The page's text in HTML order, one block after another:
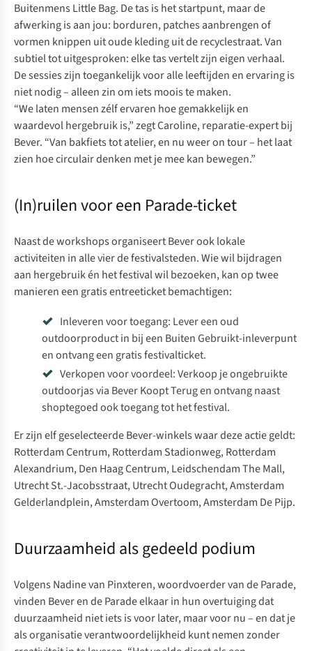
Buitenmens Little Bag. De tas is het startpunt, maar de
afwerking is aan jou: borduren, patches aanbrengen of
vormen knippen uit oude kleding uit de recyclestraat. Van
subtiel tot uitgesproken: elke tas vertelt zijn eigen verhaal.
De sessies zijn toegankelijk voor alle leeftijden en ervaring is
niet nodig – alleen zin om iets moois te maken.
“We laten mensen zélf ervaren hoe gemakkelijk en
waardevol hergebruik is,” zegt Caroline, reparatie-expert bij
Bever. “Van bakfiets tot atelier, en nu weer on tour – het laat
zien hoe circulair denken met je mee kan bewegen.”
(In)ruilen voor een Parade-ticket
Naast de workshops organiseert Bever ook lokale
activiteiten in alle vier de festivalsteden. Wie wil bijdragen
aan hergebruik én het festival wil bezoeken, kan op twee
manieren een gratis entreeticket bemachtigen:
Inleveren voor toegang: Lever een oud
outdoorproduct in bij een Buiten Gebruikt-inleverpunt
en ontvang een gratis festivalticket.
Verkopen voor voordeel: Verkoop je ongebruikte
outdoorjas via Bever Koopt Terugen ontvang naast
shoptegoed ook toegang tot het festival.
Er zijn elf geselecteerde Bever-winkels waar deze actie geldt:
Rotterdam Centrum, Rotterdam Stadionweg, Rotterdam
Alexandrium, Den Haag Centrum, Leidschendam The Mall,
Utrecht St.-Jacobsstraat, Utrecht Oudegracht, Amsterdam
Gelderlandplein, Amsterdam Overtoom, Amsterdam De Pijp.
Duurzaamheid als gedeeld podium
Volgens Nadine van Pinxteren, woordvoerder van de Parade,
vinden Bever en de Parade elkaar in hun overtuiging dat
duurzaamheid niet iets is voor later, maar voor nu – en dat je
als organisatie verantwoordelijkheid kunt nemen zonder